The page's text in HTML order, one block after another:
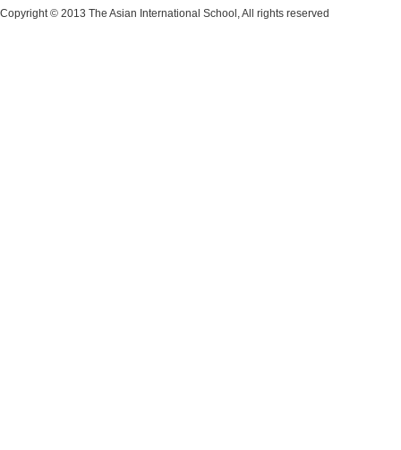
Copyright © 2013 The Asian International School, All rights reserved